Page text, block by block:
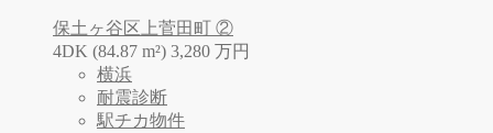
保土ヶ谷区上菅田町 ②
4DK (84.87 m²) 3,280 万円
横浜
耐震診断
駅チカ物件